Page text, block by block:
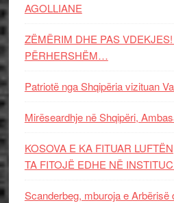
AGOLLIANE
ZËMËRIM DHE PAS
PËRHERSHËM…
Patriotë nga Shqipëria vizituan
Mirëseardhje në Shqipëri,
KOSOVA E KA FITUAR
TA FITOJË EDHE NË
Scanderbeg, mburoja e Arbërisë